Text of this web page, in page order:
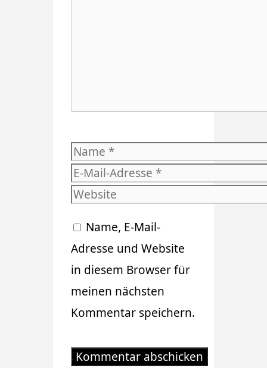
Name
E-
Mail-
Website
Name, E-Mail-
Adresse und Website
in diesem Browser für
meinen nächsten
Kommentar speichern.